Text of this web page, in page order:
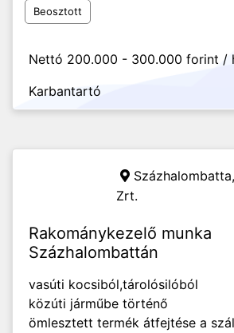
Beosztott
Nettó 200.000 - 300.000 forint /
Karbantartó
Százhalombatta,
Zrt.
Rakománykezelő munka
Százhalombattán
vasúti kocsiból,tárolósilóból
közúti járműbe történő
ömlesztett termék átfejtése a